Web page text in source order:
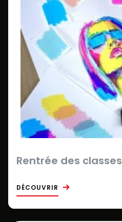
Rentrée des classes
DÉCOUVRIR